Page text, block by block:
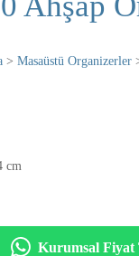
> Masaüstü Organizerler
cm
Kurumsal Fiyat